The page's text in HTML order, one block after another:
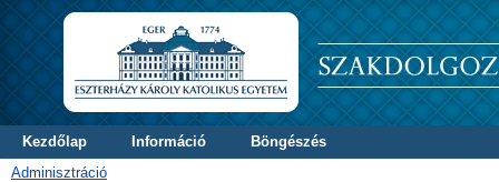
Kezdőlap Információ
Böngészés
Adminisztráció